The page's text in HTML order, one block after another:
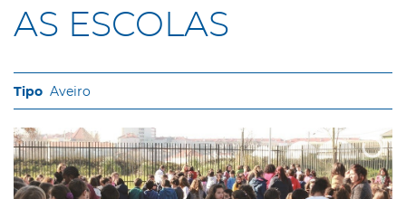
AS ESCOLAS
Aveiro